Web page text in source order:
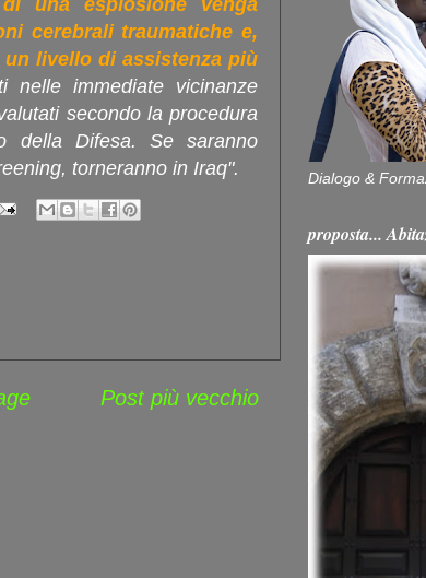
una esplosione venga
cerebrali traumatiche e,
livello di assistenza più
immediate vicinanze
secondo la procedura
della Difesa. Se saranno
torneranno in Iraq".
Post più vecchio
Dialogo &
proposta...